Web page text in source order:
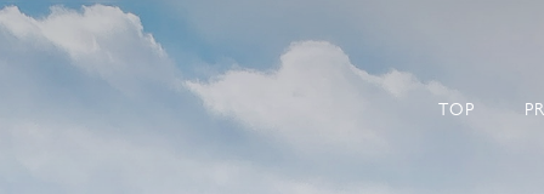
-旅のモノづくりブランド-｜
TOP